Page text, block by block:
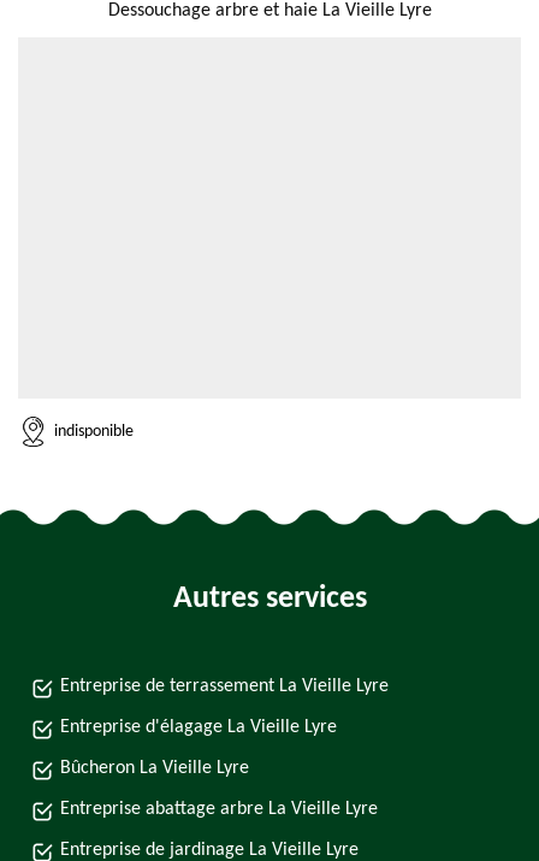
Dessouchage arbre et haie La Vieille Lyre
indisponible
Autres services
Entreprise de terrassement La Vieille Lyre
Entreprise d'élagage La Vieille Lyre
Bûcheron La Vieille Lyre
Entreprise abattage arbre La Vieille Lyre
Entreprise de jardinage La Vieille Lyre